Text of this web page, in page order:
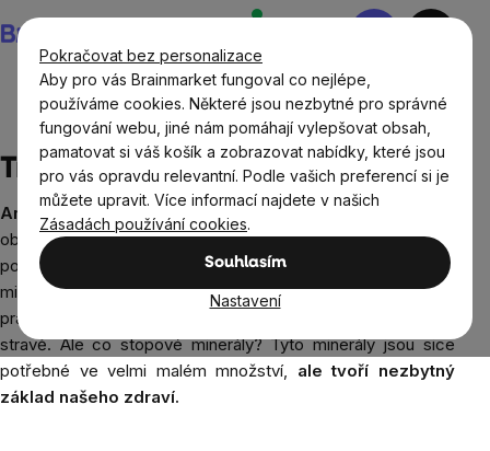
Pokračovat bez personalizace
Aby pro vás Brainmarket fungoval co nejlépe,
používáme cookies. Některé jsou nezbytné pro správné
fungování webu, jiné nám pomáhají vylepšovat obsah,
pamatovat si váš košík a zobrazovat nabídky, které jsou
pro vás opravdu relevantní. Podle vašich preferencí si je
můžete upravit. Více informací najdete v našich
Zásadách používání cookies.
Souhlasím
Nastavení
na
obsah
Nákupní
Prodávané značky Trace Minerals
Trace Minerals
Americká společnostspecializující se na doplňky stravy
obsahujícístopové minerály. Všichni víme, že naše tělo
potřebuje minerály, železo, draslík, vápník. O těchto
minerálech jsme slyšeli, hledali jsme je v multivitamínech a
pravděpodobně jsme se ujistili, že jich máme dostatek ve
stravě. Ale co stopové minerály? Tyto minerály jsou sice
potřebné ve velmi malém množství, ale tvoří nezbytný
základ našeho zdraví.